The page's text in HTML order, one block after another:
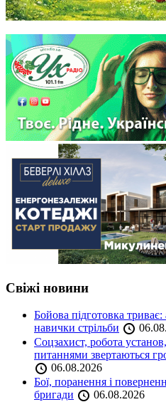
Свіжі новини
Бойова підготовка
навички стрільби
Соцзахист, робота
питаннями звертаються
06.08.2026
Бої, поранення і
бригади
06.08.2026